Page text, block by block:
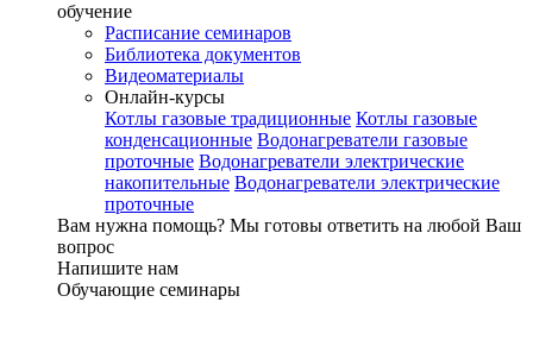
обучение
Расписание семинаров
Библиотека документов
Видеоматериалы
Онлайн-курсы
Котлы газовые традиционные Котлы газовые
конденсационные Водонагреватели газовые
проточные Водонагреватели электрические
накопительные Водонагреватели электрические
проточные
Вам нужна помощь? Мы готовы ответить на любой Ваш
вопрос
Напишите нам
Обучающие семинары